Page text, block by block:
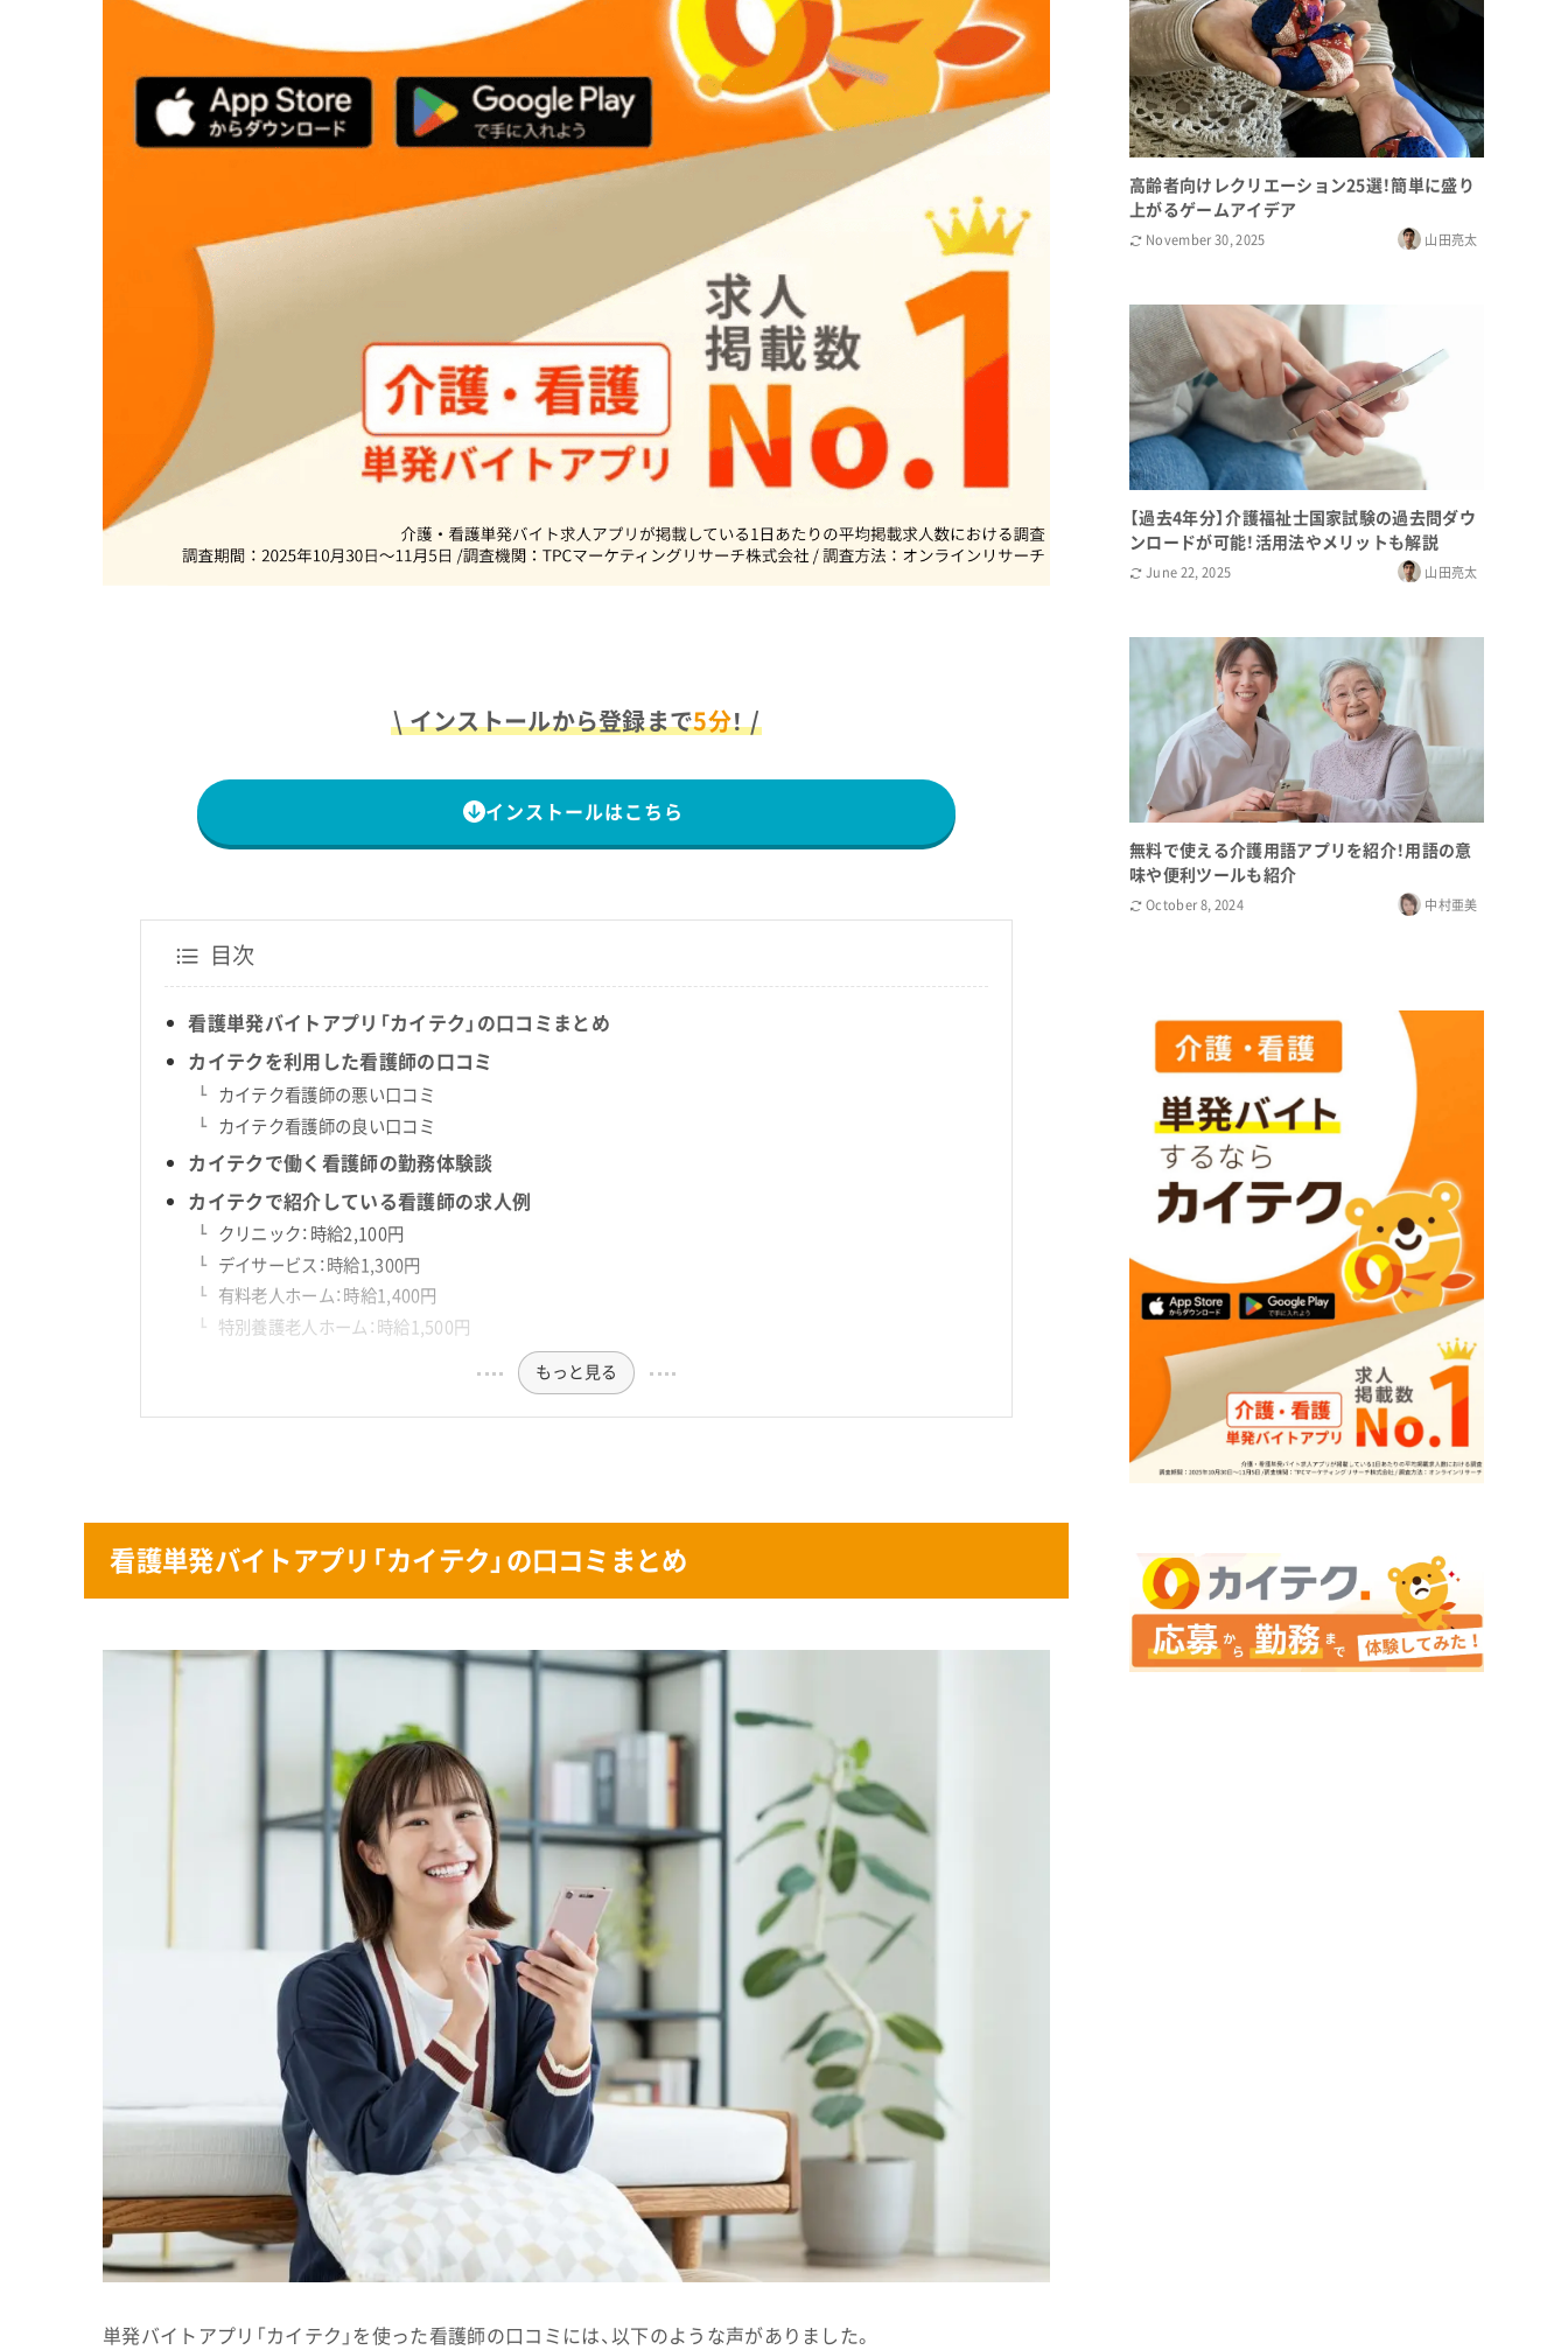
\ インストールから登録まで5分！ /
インストールはこちら
目次
看護単発バイトアプリ「カイテク」の口コミまとめ
カイテクを利用した看護師の口コミ
カイテク看護師の悪い口コミ
カイテク看護師の良い口コミ
カイテクで働く看護師の勤務体験談
カイテクで紹介している看護師の求人例
クリニック：時給2,100円
デイサービス：時給1,300円
有料老人ホーム：時給1,400円
特別養護老人ホーム：時給1,500円
もっと見る
看護単発バイトアプリ「カイテク」の口コミまとめ
単発バイトアプリ「カイテク」を使った看護師の口コミには、以下のような声がありました。
高齢者向けレクリエーション25選！簡単に盛り
上がるゲームアイデア
November 30, 2025 山田亮太
【過去4年分】介護福祉士国家試験の過去問ダウ
ンロードが可能！活用法やメリットも解説
June 22, 2025 山田亮太
無料で使える介護用語アプリを紹介！用語の意
味や便利ツールも紹介
October 8, 2024 中村亜美